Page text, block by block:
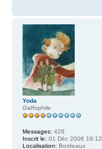
Yoda
Gaffophile
Messages: 428
Inscrit le: 01 Déc 2006 18:12
Localisation: Bordeaux